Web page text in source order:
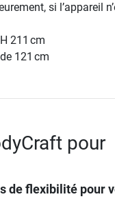
si l’appareil
211 cm
121 cm
pour
de flexibilité pour